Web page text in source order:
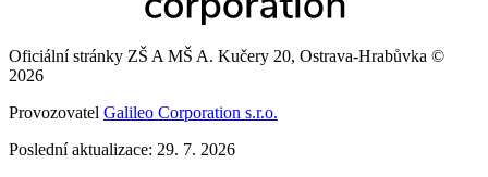
Oficiální stránky ZŠ A MŠ A. Kučery 20, Ostrava-Hrabůvka ©
2026
Provozovatel Galileo Corporation s.r.o.
Poslední aktualizace: 29. 7. 2026